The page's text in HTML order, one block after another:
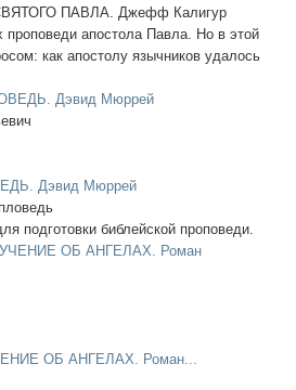
ПАВЛА. Джефф Калигур
проповеди апостола Павла. Но в этой
как апостолу язычников удалось
Дэвид Мюррей
подготовки библейской проповеди.
ОБ АНГЕЛАХ. Роман...